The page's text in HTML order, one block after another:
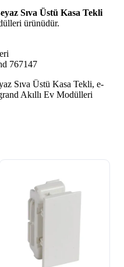
Sıva Üstü Kasa Tekli
ürünüdür.
767147
Sıva Üstü Kasa Tekli, e-
Akıllı Ev Modülleri